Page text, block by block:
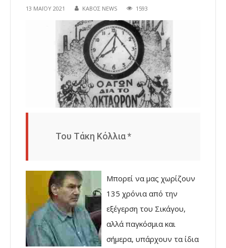
13 ΜΑΪ́ΟΥ 2021 ΚΑΒΟΣ NEWS 1593
Του Τάκη Κόλλια *
Μπορεί να μας χωρίζουν
135 χρόνια από την
εξέγερση του Σικάγου,
αλλά παγκόσμια και
σήμερα, υπάρχουν τα ίδια